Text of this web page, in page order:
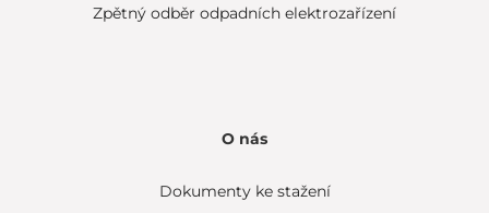
Zpětný odběr odpadních elektrozařízení
O nás
Dokumenty ke stažení